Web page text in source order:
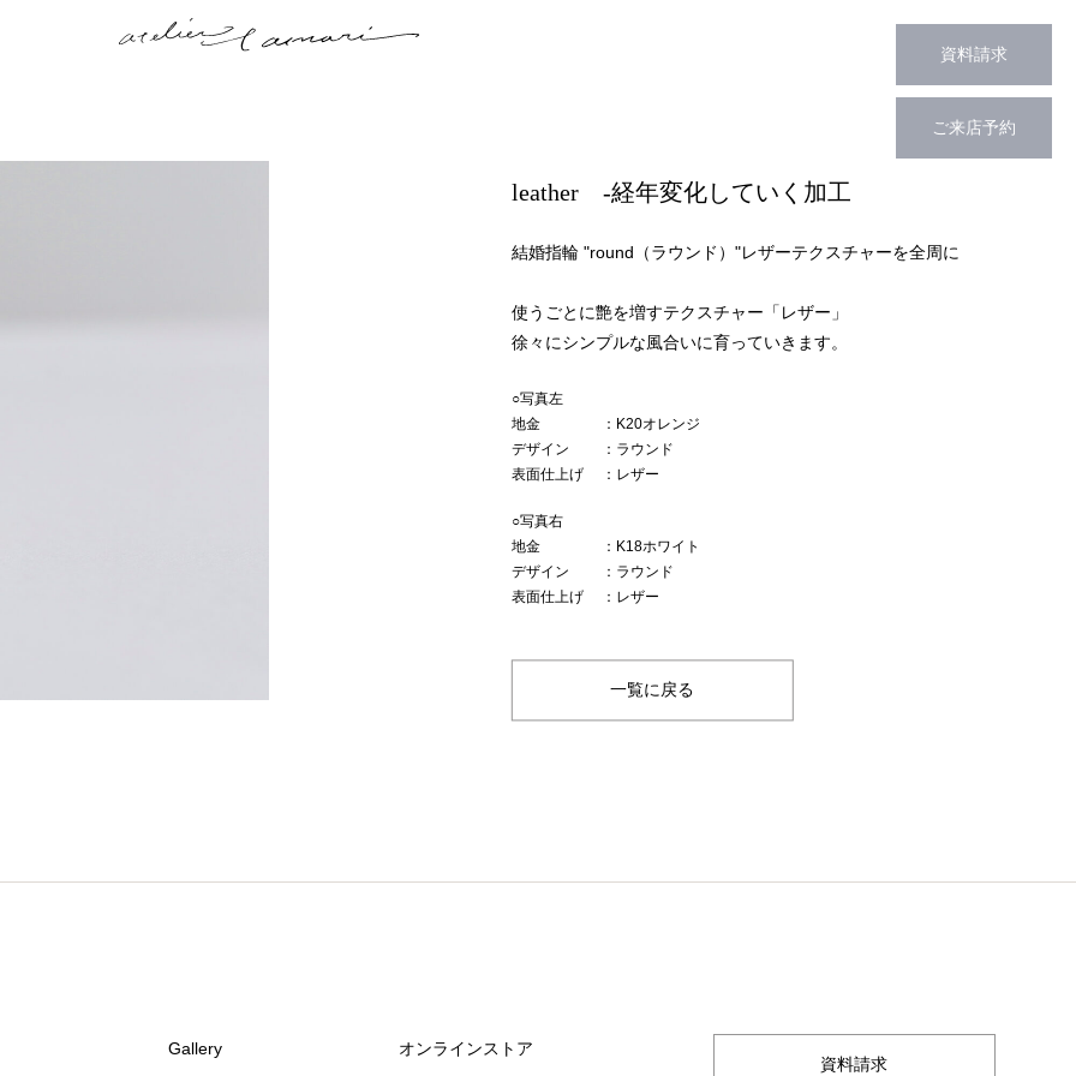
資料請求
ご来店予約
leather -経年変化していく加工
結婚指輪 "round（ラウンド）"レザーテクスチャーを全周に
使うごとに艶を増すテクスチャー「レザー」
徐々にシンプルな風合いに育っていきます。
○写真左
地金
：K20オレンジ
デザイン
：ラウンド
表面仕上げ
：レザー
○写真右
地金
：K18ホワイト
デザイン
：ラウンド
表面仕上げ
：レザー
一覧に戻る
Gallery
オンラインストア
資料請求